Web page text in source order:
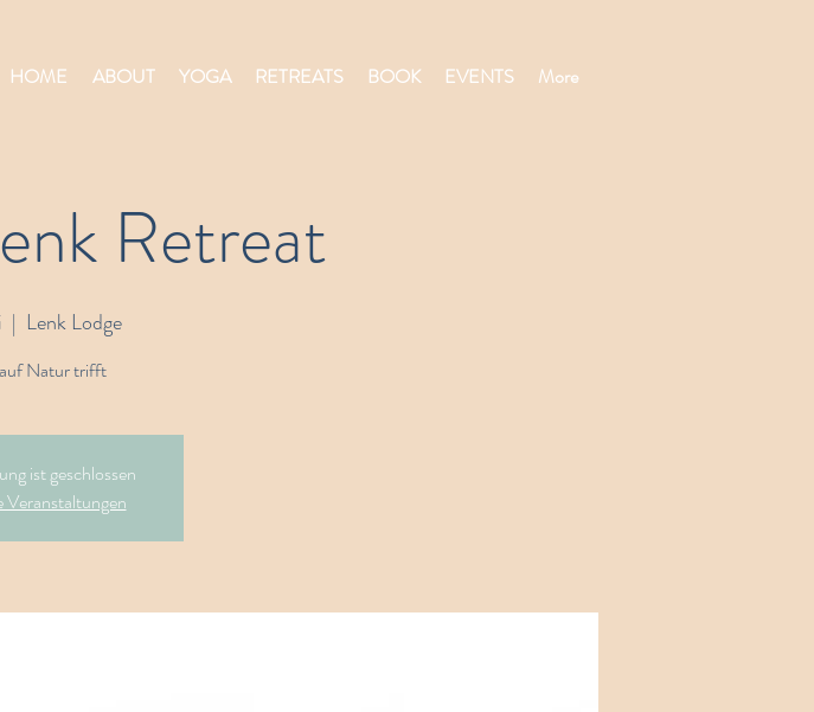
HOME ABOUT YOGA RETREATS BOOK EVENTS More
Retreat
  |
Lenk Lodge
Natur trifft
ist geschlossen
Veranstaltungen